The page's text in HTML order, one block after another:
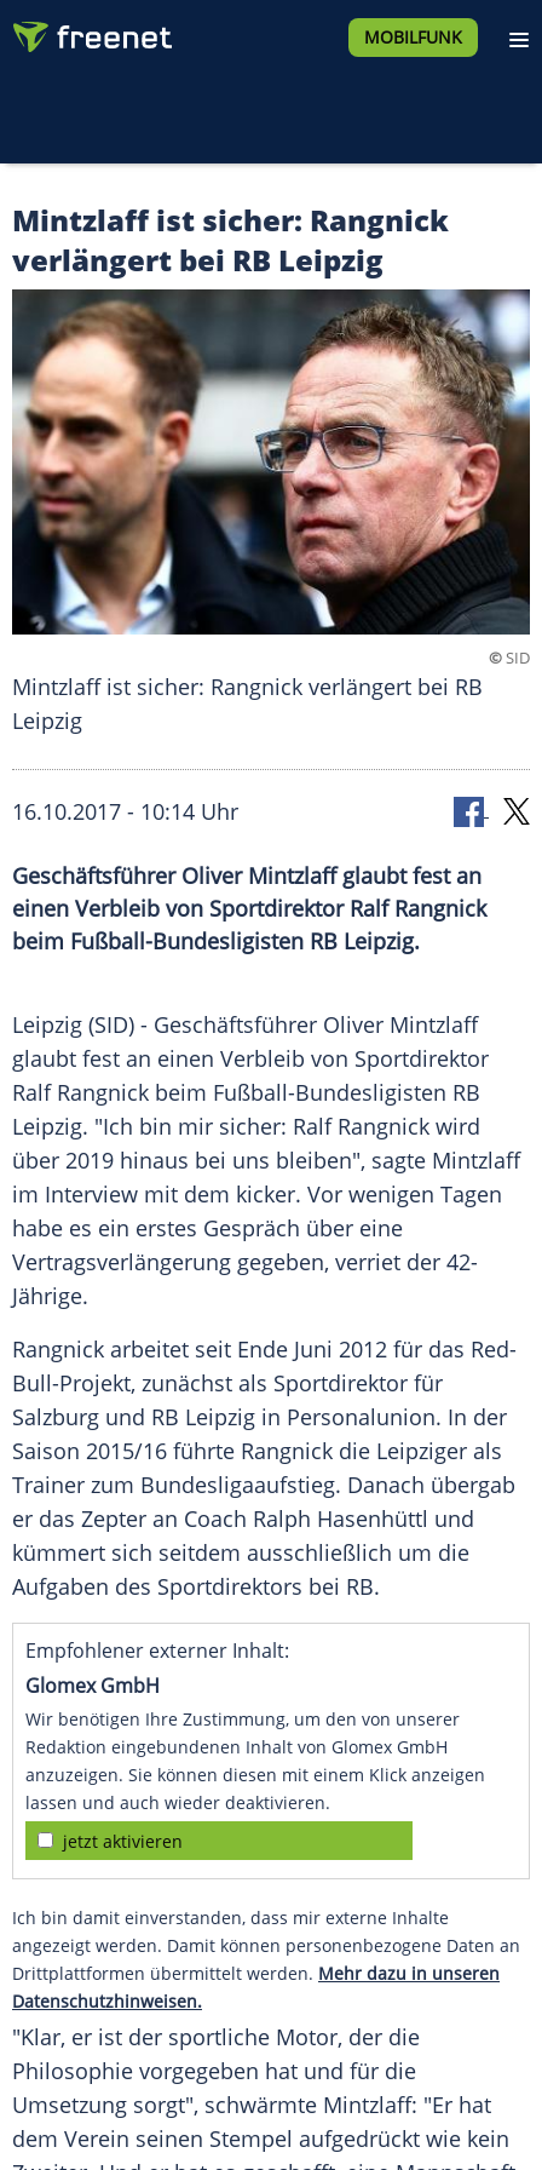
MOBILFUNK
Mintzlaff ist sicher: Rangnick
verlängert bei RB Leipzig
©SID
Mintzlaff ist sicher: Rangnick verlängert bei RB
Leipzig
16.10.2017 - 10:14 Uhr
Geschäftsführer Oliver Mintzlaff glaubt fest an
einen Verbleib von Sportdirektor Ralf Rangnick
beim Fußball-Bundesligisten RB Leipzig.
Leipzig (SID) - Geschäftsführer Oliver Mintzlaff
glaubt fest an einen Verbleib von Sportdirektor
Ralf Rangnick beim Fußball-Bundesligisten RB
Leipzig. "Ich bin mir sicher: Ralf Rangnick wird
über 2019 hinaus bei uns bleiben", sagte Mintzlaff
im Interview mit dem kicker. Vor wenigen Tagen
habe es ein erstes Gespräch über eine
Vertragsverlängerung gegeben, verriet der 42-
Jährige.
Rangnick arbeitet seit Ende Juni 2012 für das Red-
Bull-Projekt, zunächst als Sportdirektor für
Salzburg und RB Leipzig in Personalunion. In der
Saison 2015/16 führte Rangnick die Leipziger als
Trainer zum Bundesligaaufstieg. Danach übergab
er das Zepter an Coach Ralph Hasenhüttl und
kümmert sich seitdem ausschließlich um die
Aufgaben des Sportdirektors bei RB.
Empfohlener externer Inhalt:
Glomex GmbH
Wir benötigen Ihre Zustimmung, um den von unserer
Redaktion eingebundenen Inhalt von Glomex GmbH
anzuzeigen. Sie können diesen mit einem Klick anzeigen
lassen und auch wieder deaktivieren.
jetzt aktivieren
Ich bin damit einverstanden, dass mir externe Inhalte
angezeigt werden. Damit können personenbezogene Daten an
Drittplattformen übermittelt werden. Mehr dazu in unseren
Datenschutzhinweisen.
"Klar, er ist der sportliche Motor, der die
Philosophie vorgegeben hat und für die
Umsetzung sorgt", schwärmte Mintzlaff: "Er hat
dem Verein seinen Stempel aufgedrückt wie kein